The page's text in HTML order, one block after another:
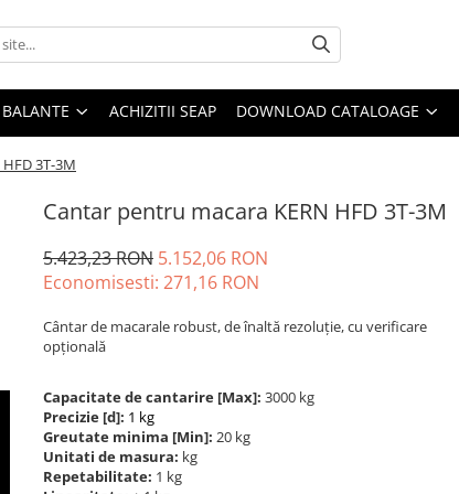
ACHIZITII SEAP DOWNLOAD CATALOAGE
3T-3M
Cantar pentru macara KERN HFD 3T-3M
5.423,23 RON 5.152,06 RON
Economisesti: 271,16 RON
Cântar de macarale robust, de înaltă rezoluție, cu verificare
opțională
Capacitate de cantarire [Max]: 3000 kg
Precizie [d]: 1 kg
Greutate minima [Min]: 20 kg
Unitati de masura: kg
Repetabilitate: 1 kg